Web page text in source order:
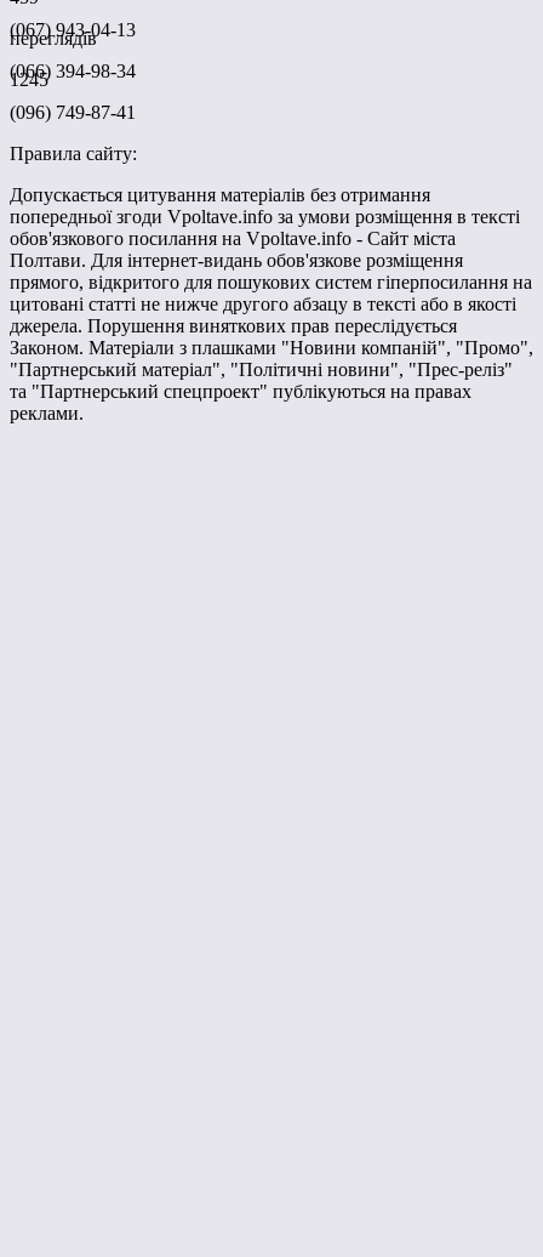
переглядів
1245
(067) 943-04-13
(066) 394-98-34
(096) 749-87-41
Правила сайту:
Допускається цитування матеріалів без отримання
попередньої згоди Vpoltave.info за умови розміщення в тексті
обов'язкового посилання на Vpoltave.info - Сайт міста
Полтави. Для інтернет-видань обов'язкове розміщення
прямого, відкритого для пошукових систем гіперпосилання на
цитовані статті не нижче другого абзацу в тексті або в якості
джерела. Порушення виняткових прав переслідується
Законом. Матеріали з плашками "Новини компаній", "Промо",
"Партнерський матеріал", "Політичні новини", "Прес-реліз"
та "Партнерський спецпроект" публікуються на правах
реклами.